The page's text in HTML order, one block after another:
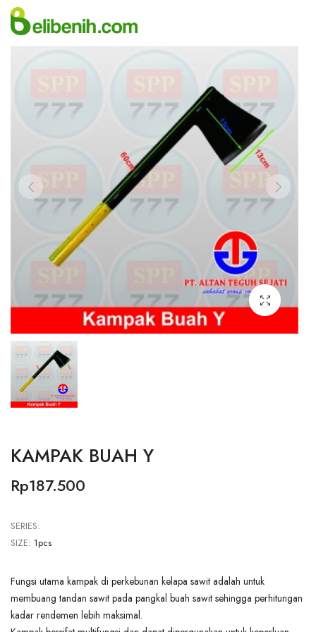
KAMPAK BUAH Y
Rp187.500
SERIES:
SIZE: 1pcs
Fungsi utama kampak di perkebunan kelapa sawit adalah untuk
membuang tandan sawit pada pangkal buah sawit sehingga perhitungan
kadar rendemen lebih maksimal.